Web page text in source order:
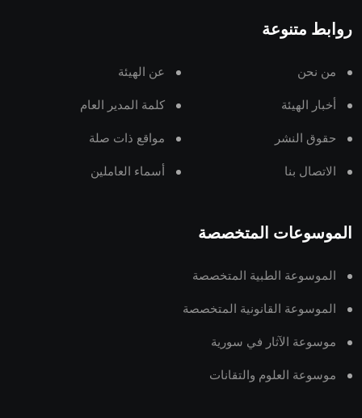
روابط متنوعة
من نحن عن الهيئة
أخبار الهيئة كلمة المدير العام
حقوق النشر مواقع ذات صلة
الاتصال بنا أسماء العاملين
الموسوعات المتخصصة
الموسوعة الطبية المتخصصة
الموسوعة القانونية المتخصصة
موسوعة الآثار في سورية
موسوعة العلوم والتقانات